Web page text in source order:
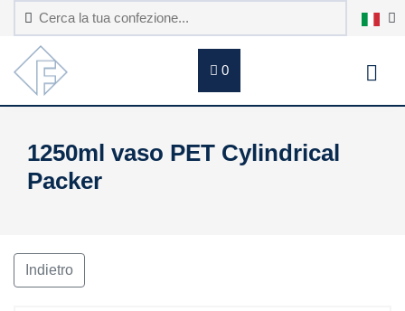
0
1250ml vaso PET Cylindrical
Packer
Indietro